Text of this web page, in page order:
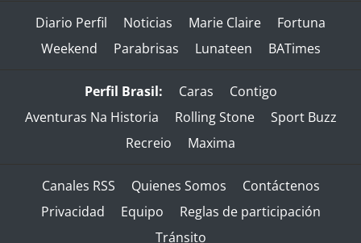
Diario Perfil Noticias Marie Claire
Fortuna
Weekend
Parabrisas Lunateen BATimes
Perfil Brasil: Caras
Contigo
Aventuras Na Historia
Rolling Stone
Sport Buzz
Recreio
Maxima
Canales RSS Quienes Somos
Contáctenos
Privacidad
Equipo
Reglas de participación
Tránsito